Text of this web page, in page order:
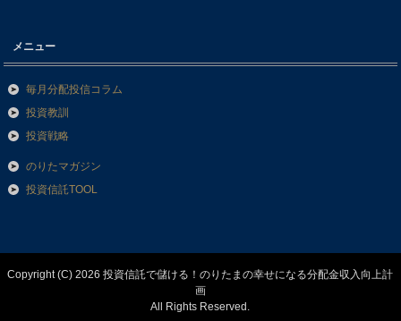
メニュー
毎月分配投信コラム
投資教訓
投資戦略
のりたマガジン
投資信託TOOL
Copyright (C) 2026 投資信託で儲ける！のりたまの幸せになる分配金収入向上計
画
All Rights Reserved.